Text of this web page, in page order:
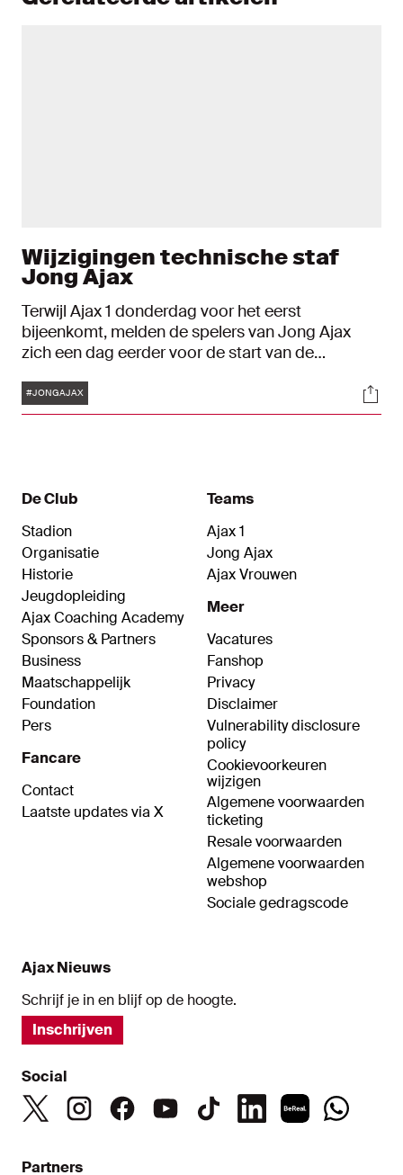
Wijzigingen technische staf
Jong Ajax
Terwijl Ajax 1 donderdag voor het eerst
bijeenkomt, melden de spelers van Jong Ajax
zich een dag eerder voor de start van de
technische staf van Jong Ajax zijn enkele
wijzigingen doorgevoerd. Carlos García, sinds
Tags
#JONGAJAX
De Club
Stadion
Organisatie
Historie
Jeugdopleiding
Ajax Coaching Academy
Sponsors & Partners
Business
Maatschappelijk
Foundation
Pers
Fancare
Contact
Laatste updates via X
Teams
Ajax 1
Jong Ajax
Ajax Vrouwen
Meer
Vacatures
Fanshop
Privacy
Disclaimer
Vulnerability disclosure
policy
Cookievoorkeuren
wijzigen
Algemene voorwaarden
ticketing
Resale voorwaarden
Algemene voorwaarden
webshop
Sociale gedragscode
Ajax Nieuws
Schrijf je in en blijf op de hoogte.
Inschrijven
Social
Partners